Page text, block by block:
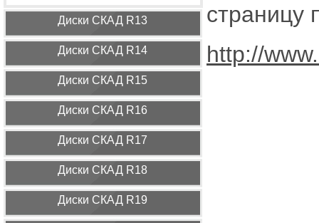
Диcки СКАД R13
Диcки СКАД R14
Диcки СКАД R15
Диcки СКАД R16
Диcки СКАД R17
Диcки СКАД R18
Диcки СКАД R19
страницу
http://